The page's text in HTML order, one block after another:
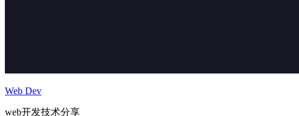
Web Dev
web开发技术分享